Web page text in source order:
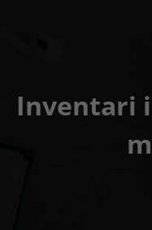
Inventari